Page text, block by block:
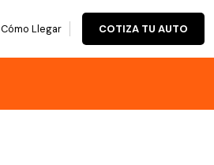
Cómo Llegar COTIZA TU AUTO